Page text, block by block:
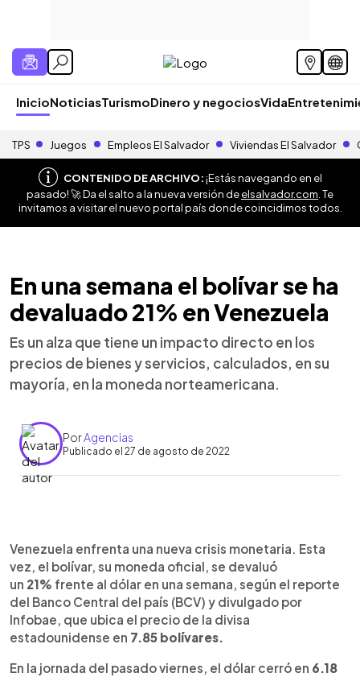
InicioNoticiasTurismoDinero y negociosVida
TPS Juegos Empleos El Salvador Viviendas El Salvador
CONTENIDO DE ARCHIVO:¡Estás navegando en el
pasado! 🚀 Da el salto a la nueva versión deelsalvador.com . Te
invitamos a visitar el nuevo portal país donde coincidimos todos.
En una semana el bolívar se ha
devaluado 21% en Venezuela
Es un alza que tiene un impacto directo en los
precios de bienes y servicios, calculados, en su
mayoría, en la moneda norteamericana.
PorAgencias
Publicado el 27 de agosto de 2022
Escuchar artículo
Venezuela enfrenta una nueva crisis monetaria. Esta
vez, el bolívar, su moneda oficial, se devaluó
un 21% frente al dólar en una semana, según el reporte
del Banco Central del país (BCV) y divulgado por
Infobae, que ubica el precio de la divisa
estadounidense en 7.85 bolívares.
En la jornada del pasado viernes, el dólar cerró en 6.18